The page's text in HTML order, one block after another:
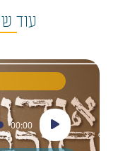
עוד
נגן
אודיו
00:00